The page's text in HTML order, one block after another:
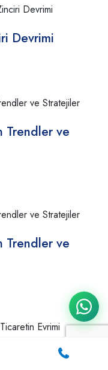
Devrimi
Trendler ve
Trendler ve
Evrimi